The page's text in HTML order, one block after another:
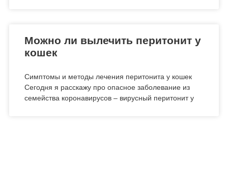
Можно ли вылечить перитонит у
кошек
Симптомы и методы лечения перитонита у кошек
Сегодня я расскажу про опасное заболевание из
семейства коронавирусов – вирусный перитонит у